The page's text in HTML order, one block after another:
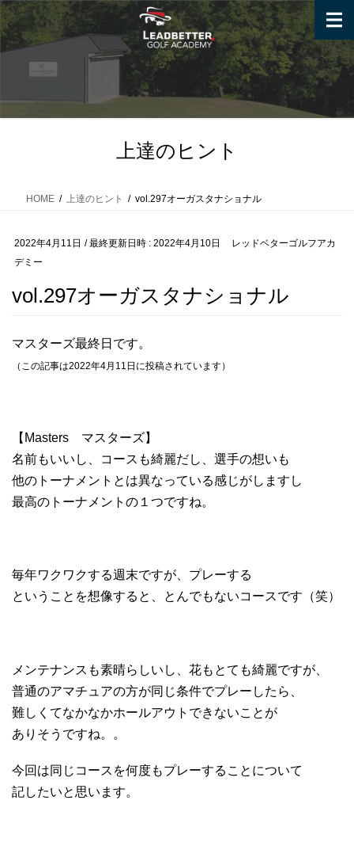
コ
ン
テ
へ
ス
ナ
ビ
ゲ
ョ
ン
上達のヒント
HOME 上達のヒント vol.297オーガスタナショナル
2022年4月11日 / 最終更新日時 : 2022年4月10日
レッドベターゴルフアカ
デミー
vol.297オーガスタナショナル
マスターズ最終日です。
（この記事は2022年4月11日に投稿されています）
【Masters マスターズ】
名前もいいし、コースも綺麗だし、選手の想いも
他のトーナメントとは異なっている感じがしますし
最高のトーナメントの１つですね。
毎年ワクワクする週末ですが、プレーする
ということを想像すると、とんでもないコースです（笑）
メンテナンスも素晴らしいし、花もとても綺麗ですが、
普通のアマチュアの方が同じ条件でプレーしたら、
難しくてなかなかホールアウトできないことが
ありそうですね。。
今回は同じコースを何度もプレーすることについて
記したいと思います。